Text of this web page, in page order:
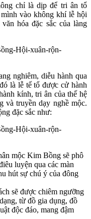
chỉ là dịp để tri ân tổ
vào không khí lễ hội
hóa đặc sắc của làng
nghiêm, diễu hành qua
là lễ tế tổ được cử hành
kính, tri ân của thế hệ
và truyền dạy nghề mộc.
đặc sắc như:
mộc Kim Bồng sẽ phô
luyện qua các màn
hút sự chú ý của đông
sẽ được chiêm ngưỡng
từ đồ gia dụng, đồ
độc đáo, mang đậm